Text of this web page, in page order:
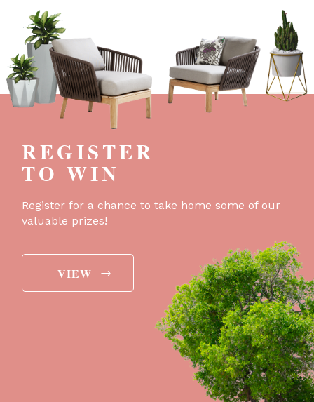
REGISTER
TO WIN
Register for a chance to take home some of our
valuable prizes!
VIEW →